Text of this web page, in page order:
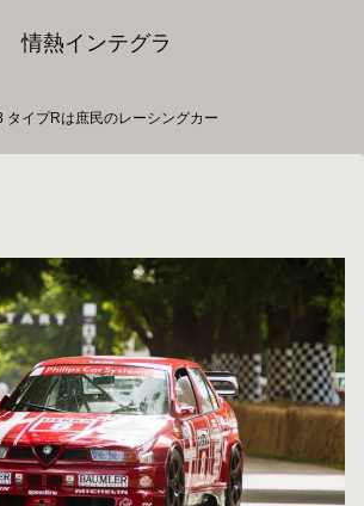
情熱インテグラ
タイプRは庶民のレーシングカー